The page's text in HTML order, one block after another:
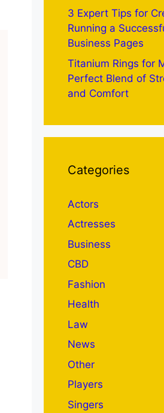
3 Expert Tips for
Running a
Business Pages
Titanium Rings for
Perfect Blend of
and Comfort
Categories
Actors
Actresses
Business
CBD
Fashion
Health
Law
News
Other
Players
Singers